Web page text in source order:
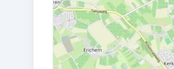
CV KETEL
Nefit (gas gestookt
eigendom)